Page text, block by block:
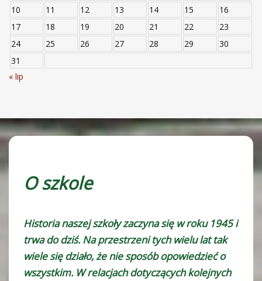
10
11 12 13 14 15
16
17
18 19 20 21 22
23
24
25 26 27 28 29
30
31
« lip
O szkole
Historia naszej szkoły zaczyna się w roku 1945 i
trwa do dziś. Na przestrzeni tych wielu lat tak
wiele się działo, że nie sposób opowiedzieć o
wszystkim. W relacjach dotyczących kolejnych